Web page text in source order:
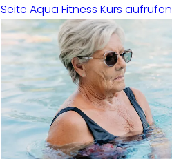
Seite Aqua Fitness Kurs aufrufen